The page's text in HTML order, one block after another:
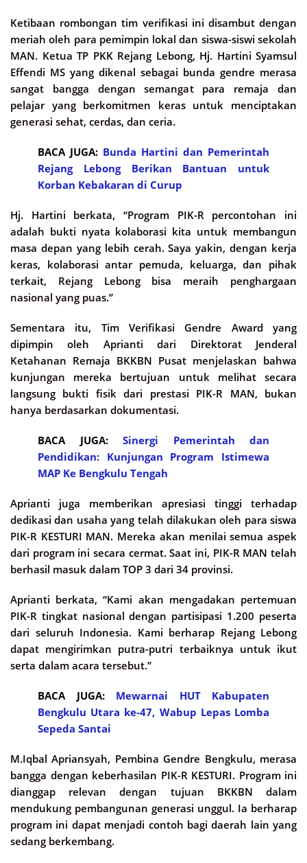
Ketibaan rombongan tim verifikasi ini disambut dengan
meriah oleh para pemimpin lokal dan siswa-siswi sekolah
MAN. Ketua TP PKK Rejang Lebong, Hj. Hartini Syamsul
Effendi MS yang dikenal sebagai bunda gendre merasa
sangat bangga dengan semangat para remaja dan
pelajar yang berkomitmen keras untuk menciptakan
generasi sehat, cerdas, dan ceria.
BACA JUGA: Bunda Hartini dan Pemerintah
Rejang Lebong Berikan Bantuan untuk
Korban Kebakaran di Curup
Hj. Hartini berkata, “Program PIK-R percontohan ini
adalah bukti nyata kolaborasi kita untuk membangun
masa depan yang lebih cerah. Saya yakin, dengan kerja
keras, kolaborasi antar pemuda, keluarga, dan pihak
terkait, Rejang Lebong bisa meraih penghargaan
nasional yang puas.”
Sementara itu, Tim Verifikasi Gendre Award yang
dipimpin oleh Aprianti dari Direktorat Jenderal
Ketahanan Remaja BKKBN Pusat menjelaskan bahwa
kunjungan mereka bertujuan untuk melihat secara
langsung bukti fisik dari prestasi PIK-R MAN, bukan
hanya berdasarkan dokumentasi.
BACA JUGA: Sinergi Pemerintah dan
Pendidikan: Kunjungan Program Istimewa
MAP Ke Bengkulu Tengah
Aprianti juga memberikan apresiasi tinggi terhadap
dedikasi dan usaha yang telah dilakukan oleh para siswa
PIK-R KESTURI MAN. Mereka akan menilai semua aspek
dari program ini secara cermat. Saat ini, PIK-R MAN telah
berhasil masuk dalam TOP 3 dari 34 provinsi.
Aprianti berkata, “Kami akan mengadakan pertemuan
PIK-R tingkat nasional dengan partisipasi 1.200 peserta
dari seluruh Indonesia. Kami berharap Rejang Lebong
dapat mengirimkan putra-putri terbaiknya untuk ikut
serta dalam acara tersebut.”
BACA JUGA: Mewarnai HUT Kabupaten
Bengkulu Utara ke-47, Wabup Lepas Lomba
Sepeda Santai
M.Iqbal Apriansyah, Pembina Gendre Bengkulu, merasa
bangga dengan keberhasilan PIK-R KESTURI. Program ini
dianggap relevan dengan tujuan BKKBN dalam
mendukung pembangunan generasi unggul. Ia berharap
program ini dapat menjadi contoh bagi daerah lain yang
sedang berkembang.